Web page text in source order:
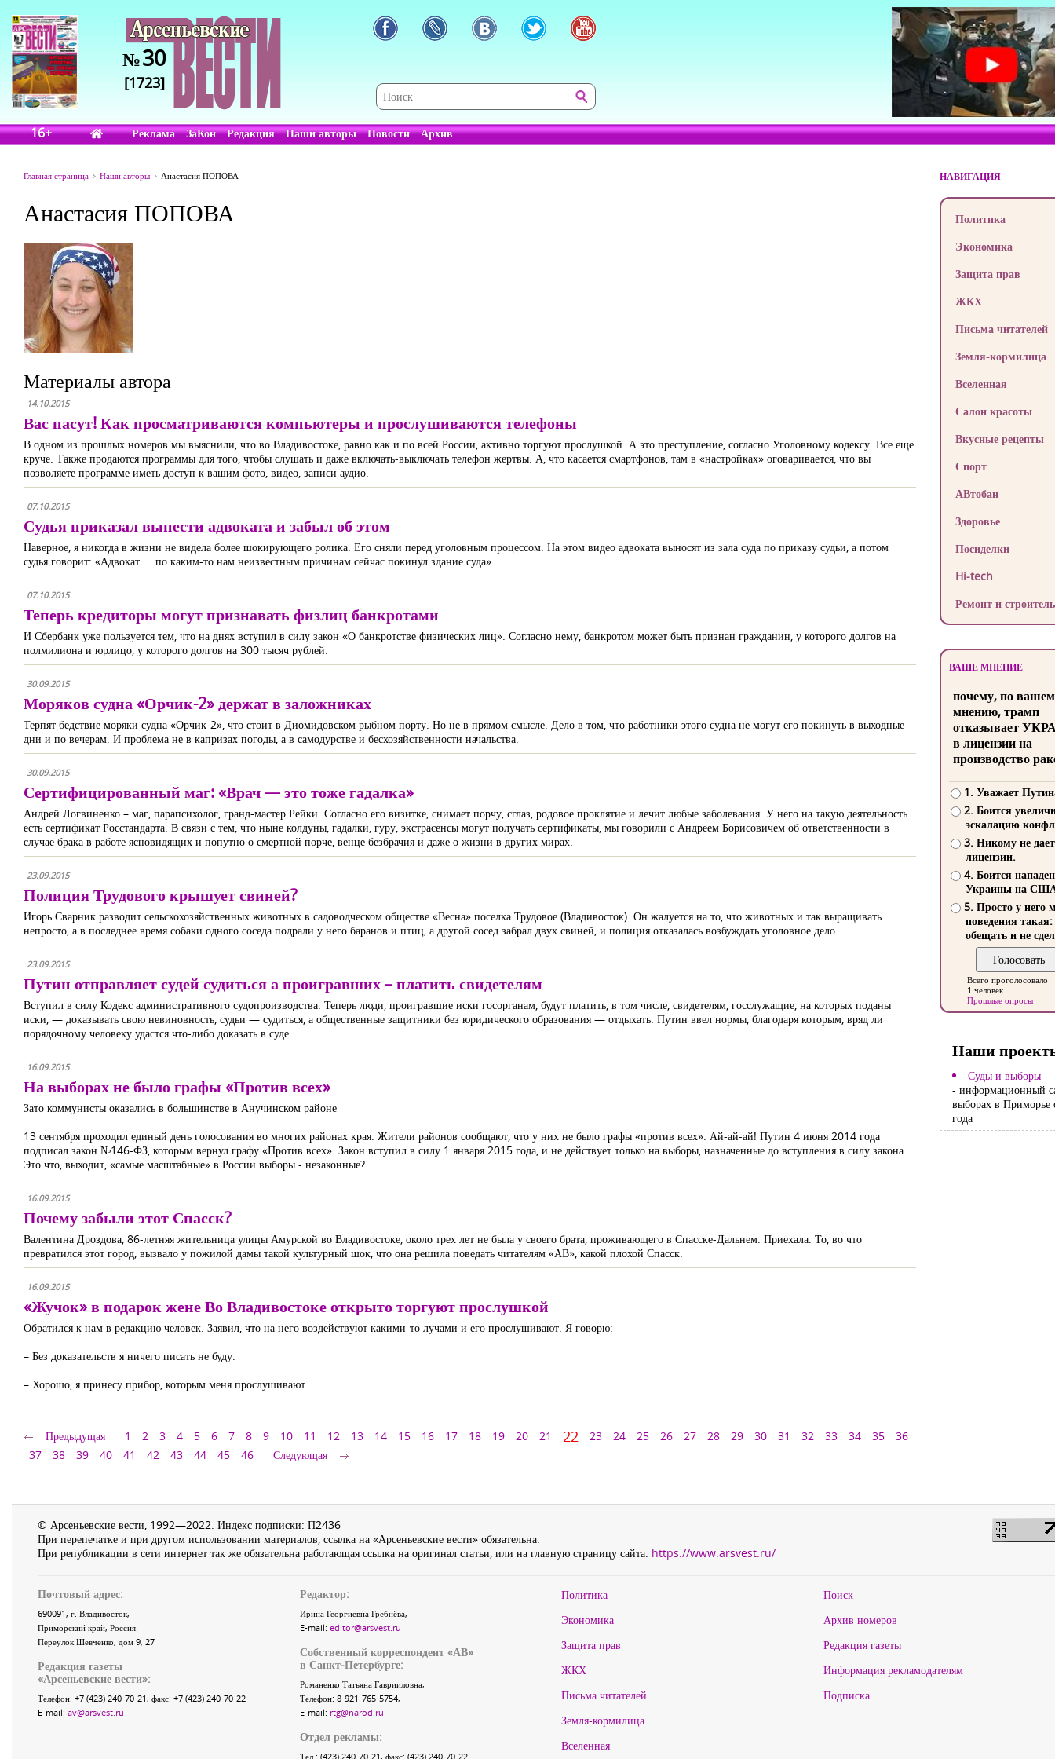
№30
[1723]
16+ Реклама ЗаКон Редакция Наши авторы Новости Архив
Главная страница Наши авторы Анастасия ПОПОВА
Анастасия ПОПОВА
Материалы автора
14.10.2015
Вас пасут! Как просматриваются компьютеры и прослушиваются телефоны
В одном из прошлых номеров мы выяснили, что во Владивостоке, равно как и по всей России, активно торгуют прослушкой. А это преступление, согласно Уголовному кодексу. Все еще
круче. Также продаются программы для того, чтобы слушать и даже включать-выключать телефон жертвы. А, что касается смартфонов, там в «настройках» оговаривается, что вы
позволяете программе иметь доступ к вашим фото, видео, записи аудио.
07.10.2015
Судья приказал вынести адвоката и забыл об этом
Наверное, я никогда в жизни не видела более шокирующего ролика. Его сняли перед уголовным процессом. На этом видео адвоката выносят из зала суда по приказу судьи, а потом
судья говорит: «Адвокат ... по каким-то нам неизвестным причинам сейчас покинул здание суда».
07.10.2015
Теперь кредиторы могут признавать физлиц банкротами
И Сбербанк уже пользуется тем, что на днях вступил в силу закон «О банкротстве физических лиц». Согласно нему, банкротом может быть признан гражданин, у которого долгов на
полмилиона и юрлицо, у которого долгов на 300 тысяч рублей.
30.09.2015
Моряков судна «Орчик-2» держат в заложниках
Терпят бедствие моряки судна «Орчик-2», что стоит в Диомидовском рыбном порту. Но не в прямом смысле. Дело в том, что работники этого судна не могут его покинуть в выходные
дни и по вечерам. И проблема не в капризах погоды, а в самодурстве и бесхозяйственности начальства.
30.09.2015
Сертифицированный маг: «Врач — это тоже гадалка»
Андрей Логвиненко – маг, парапсихолог, гранд-мастер Рейки. Согласно его визитке, снимает порчу, сглаз, родовое проклятие и лечит любые заболевания. У него на такую деятельность
есть сертификат Росстандарта. В связи с тем, что ныне колдуны, гадалки, гуру, экстрасенсы могут получать сертификаты, мы говорили с Андреем Борисовичем об ответственности в
случае брака в работе ясновидящих и попутно о смертной порче, венце безбрачия и даже о жизни в других мирах.
23.09.2015
Полиция Трудового крышует свиней?
Игорь Сварник разводит сельскохозяйственных животных в садоводческом обществе «Весна» поселка Трудовое (Владивосток). Он жалуется на то, что животных и так выращивать
непросто, а в последнее время собаки одного соседа подрали у него баранов и птиц, а другой сосед забрал двух свиней, и полиция отказалась возбуждать уголовное дело.
23.09.2015
Путин отправляет судей судиться а проигравших – платить свидетелям
Вступил в силу Кодекс административного судопроизводства. Теперь люди, проигравшие иски госорганам, будут платить, в том числе, свидетелям, госслужащие, на которых поданы
иски, — доказывать свою невиновность, судьи — судиться, а общественные защитники без юридического образования — отдыхать. Путин ввел нормы, благодаря которым, вряд ли
порядочному человеку удастся что-либо доказать в суде.
16.09.2015
На выборах не было графы «Против всех»
Зато коммунисты оказались в большинстве в Анучинском районе
13 сентября проходил единый день голосования во многих районах края. Жители районов сообщают, что у них не было графы «против всех». Ай-ай-ай! Путин 4 июня 2014 года
подписал закон №146-ФЗ, которым вернул графу «Против всех». Закон вступил в силу 1 января 2015 года, и не действует только на выборы, назначенные до вступления в силу закона.
Это что, выходит, «самые масштабные» в России выборы - незаконные?
16.09.2015
Почему забыли этот Спасск?
Валентина Дроздова, 86-летняя жительница улицы Амурской во Владивостоке, около трех лет не была у своего брата, проживающего в Спасске-Дальнем. Приехала. То, во что
превратился этот город, вызвало у пожилой дамы такой культурный шок, что она решила поведать читателям «АВ», какой плохой Спасск.
16.09.2015
«Жучок» в подарок жене Во Владивостоке открыто торгуют прослушкой
Обратился к нам в редакцию человек. Заявил, что на него воздействуют какими-то лучами и его прослушивают. Я говорю:
– Без доказательств я ничего писать не буду.
– Хорошо, я принесу прибор, которым меня прослушивают.
Предыдущая 1 2 3 4 5 6 7 8 9 10 11 12 13 14 15 16 17 18 19 20 21 22 23 24 25 26 27 28 29 30 31 32 33 34 35
36
37
38 39 40 41 42 43 44 45 46 Следующая
НАВИГАЦИЯ
Политика
Экономика
Защита прав
ЖКХ
Письма читателей
Земля-кормилица
Вселенная
Салон красоты
Вкусные рецепты
Спорт
АВтобан
Здоровье
Посиделки
Hi-tech
Ремонт и
ВАШЕ МНЕНИЕ
почему, по
мнению, трамп
отказывает
в лицензии на
производство
1. Уважает
2. Боится
эскалацию
3. Никому не
лицензии.
4. Боится
Украины на
5. Просто у него
поведения такая:
обещать и не
Всего проголосовало
1 человек
Прошлые опросы
Наши
Суды и выборы
- информационный
выборах в Приморье
года
© Арсеньевские вести, 1992—2022. Индекс подписки: П2436
При перепечатке и при другом использовании материалов, ссылка на «Арсеньевские вести» обязательна.
При републикации в сети интернет так же обязательна работающая ссылка на оригинал статьи, или на главную страницу сайта: https://www.arsvest.ru/
Почтовый адрес:
690091, г. Владивосток,
Приморский край, Россия.
Переулок Шевченко, дом 9, 27
Редакция газеты
«Арсеньевские вести»:
Телефон: +7 (423) 240-70-21, факс: +7 (423) 240-70-22
E-mail: av@arsvest.ru
Редактор:
Ирина Георгиевна Гребнёва,
E-mail: editor@arsvest.ru
Собственный корреспондент «АВ»
в Санкт-Петербурге:
Романенко Татьяна Гаврииловна,
Телефон: 8-921-765-5754,
E-mail: rtg@narod.ru
Отдел рекламы:
Тел.: (423) 240-70-21, факс: (423) 240-70-22
Политика
Экономика
Защита прав
ЖКХ
Письма читателей
Земля-кормилица
Вселенная
Поиск
Архив номеров
Редакция газеты
Информация рекламодателям
Подписка